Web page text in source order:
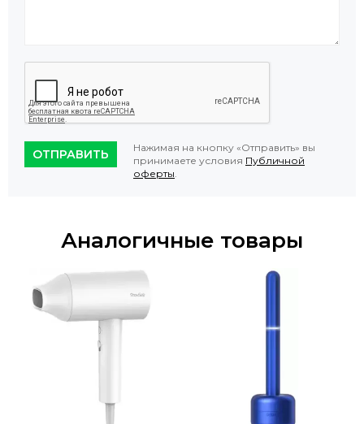
ОТПРАВИТЬ
Нажимая на кнопку «Отправить» вы
принимаете условия Публичной
оферты
Аналогичные товары